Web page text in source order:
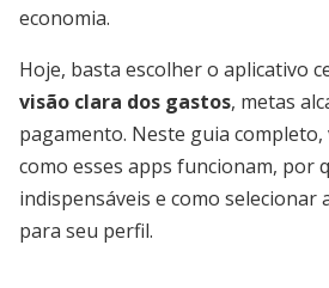
economia.
Hoje, basta escolher o aplicativo
visão clara dos gastos, metas
pagamento. Neste guia completo,
como esses apps funcionam, por
indispensáveis e como selecionar
para seu perfil.